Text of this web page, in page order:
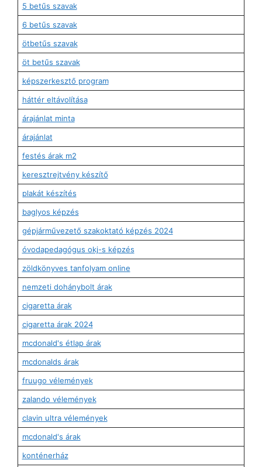
5 betűs szavak
6 betűs szavak
ötbetűs szavak
öt betűs szavak
képszerkesztő program
háttér eltávolítása
árajánlat minta
árajánlat
festés árak m2
keresztrejtvény készítő
plakát készítés
baglyos képzés
gépjárművezető szakoktató képzés 2024
óvodapedagógus okj-s képzés
zöldkönyves tanfolyam online
nemzeti dohánybolt árak
cigaretta árak
cigaretta árak 2024
mcdonald's étlap árak
mcdonalds árak
fruugo vélemények
zalando vélemények
clavin ultra vélemények
mcdonald's árak
konténerház